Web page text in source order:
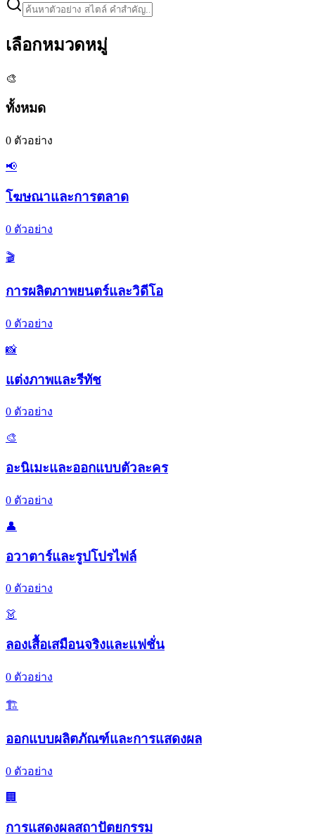
เลือกหมวดหมู่
🎨
ทั้งหมด
0 ตัวอย่าง
📢
โฆษณาและการตลาด
0 ตัวอย่าง
🎬
การผลิตภาพยนตร์และวิดีโอ
0 ตัวอย่าง
📸
แต่งภาพและรีทัช
0 ตัวอย่าง
🎨
อะนิเมะและออกแบบตัวละคร
0 ตัวอย่าง
👤
อวาตาร์และรูปโปรไฟล์
0 ตัวอย่าง
👗
ลองเสื้อเสมือนจริงและแฟชั่น
0 ตัวอย่าง
🏗️
ออกแบบผลิตภัณฑ์และการแสดงผล
0 ตัวอย่าง
🏢
การแสดงผลสถาปัตยกรรม